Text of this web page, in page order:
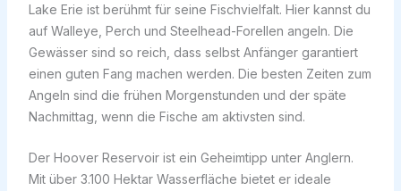
Lake Erie ist berühmt für seine Fischvielfalt. Hier kannst du
auf Walleye, Perch und Steelhead-Forellen angeln. Die
Gewässer sind so reich, dass selbst Anfänger garantiert
einen guten Fang machen werden. Die besten Zeiten zum
Angeln sind die frühen Morgenstunden und der späte
Nachmittag, wenn die Fische am aktivsten sind.
Der Hoover Reservoir ist ein Geheimtipp unter Anglern.
Mit über 3.100 Hektar Wasserfläche bietet er ideale